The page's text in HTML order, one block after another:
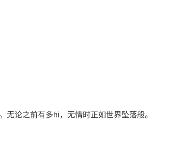
论之前有多hi，无情时正如世界坠落般。